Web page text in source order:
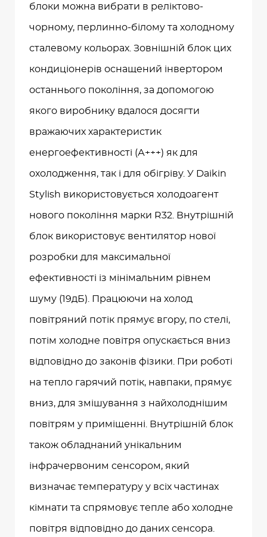
блоки можна вибрати в реліктово-
чорному, перлинно-білому та холодному
сталевому кольорах. Зовнішній блок цих
кондиціонерів оснащений інвертором
останнього покоління, за допомогою
якого виробнику вдалося досягти
вражаючих характеристик
енергоефективності (А+++) як для
охолодження, так і для обігріву. У Daikin
Stylish використовується холодоагент
нового покоління марки R32. Внутрішній
блок використовує вентилятор нової
розробки для максимальної
ефективності із мінімальним рівнем
шуму (19дБ). Працюючи на холод
повітряний потік прямує вгору, по стелі,
потім холодне повітря опускається вниз
відповідно до законів фізики. При роботі
на тепло гарячий потік, навпаки, прямує
вниз, для змішування з найхолоднішим
повітрям у приміщенні. Внутрішній блок
також обладнаний унікальним
інфрачервоним сенсором, який
визначає температуру у всіх частинах
кімнати та спрямовує тепле або холодне
повітря відповідно до даних сенсора.